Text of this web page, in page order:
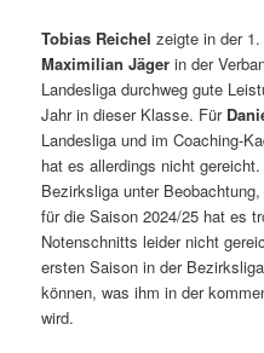
Tobias Reichel zeigte in der
Maximilian Jäger in der
Landesliga durchweg gute
Jahr in dieser Klasse. Für
Landesliga und im Coaching-
hat es allerdings nicht
Bezirksliga unter
für die Saison 2024/25 hat es
Notenschnitts leider nicht
ersten Saison in der
können, was ihm in der
wird.